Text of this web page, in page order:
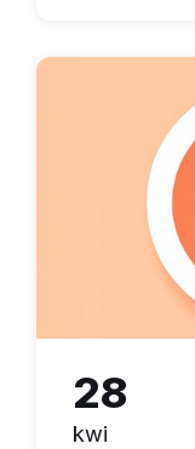
28
kwi